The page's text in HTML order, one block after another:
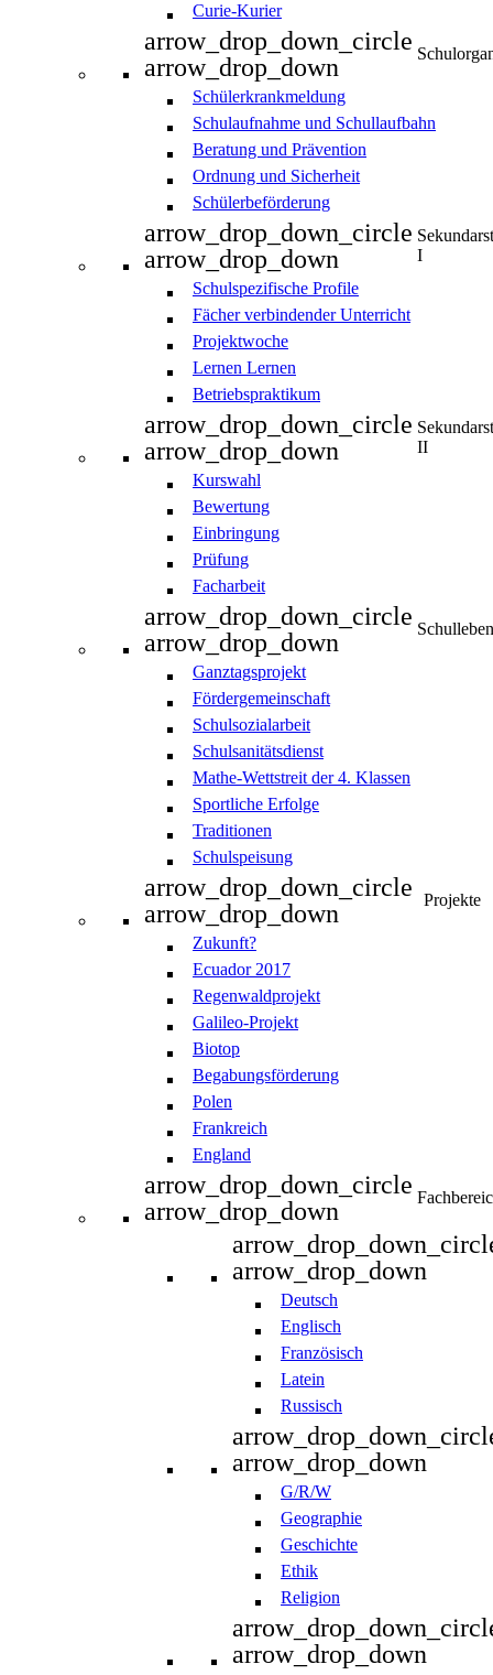
Curie-Kurier
arrow_drop_down_circle
arrow_drop_down
Schülerkrankmeldung
Schulaufnahme und Schullaufbahn
Beratung und Prävention
Ordnung und Sicherheit
Schülerbeförderung
arrow_drop_down_circle
arrow_drop_down
I
Schulspezifische Profile
Fächer verbindender Unterricht
Projektwoche
Lernen Lernen
Betriebspraktikum
arrow_drop_down_circle
arrow_drop_down
II
Kurswahl
Bewertung
Einbringung
Prüfung
Facharbeit
arrow_drop_down_circle
arrow_drop_down
Schulleben
Ganztagsprojekt
Fördergemeinschaft
Schulsozialarbeit
Schulsanitätsdienst
Mathe-Wettstreit der 4. Klassen
Sportliche Erfolge
Traditionen
Schulspeisung
arrow_drop_down_circle
arrow_drop_down
Projekte
Zukunft?
Ecuador 2017
Regenwaldprojekt
Galileo-Projekt
Biotop
Begabungsförderung
Polen
Frankreich
England
arrow_drop_down_circle
arrow_drop_down
arrow_drop_down
Deutsch
Englisch
Französisch
Latein
Russisch
arrow_drop_down
G/R/W
Geographie
Geschichte
Ethik
Religion
arrow_drop_down